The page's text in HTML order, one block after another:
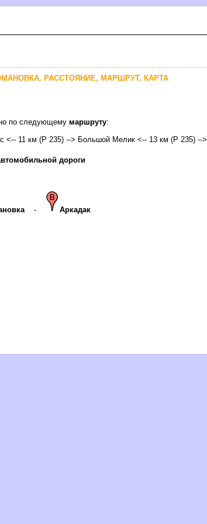
РАССТОЯНИЕ, МАРШРУТ, КАРТА
по следующему маршруту:
<-- 11 км (Р 235) --> Большой Мелик <-- 13 км (Р 235) -->
дороги
- Аркадак